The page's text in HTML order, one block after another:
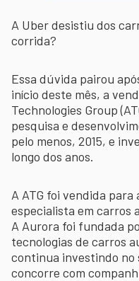
A Uber desistiu dos
corrida?
Essa dúvida pairou
início deste mês, a
Technologies Group
pesquisa e
pelo menos, 2015, e
longo dos anos.
A ATG foi vendida
especialista em carros
A Aurora foi fundada
tecnologias de carros
continua investindo no
concorre com